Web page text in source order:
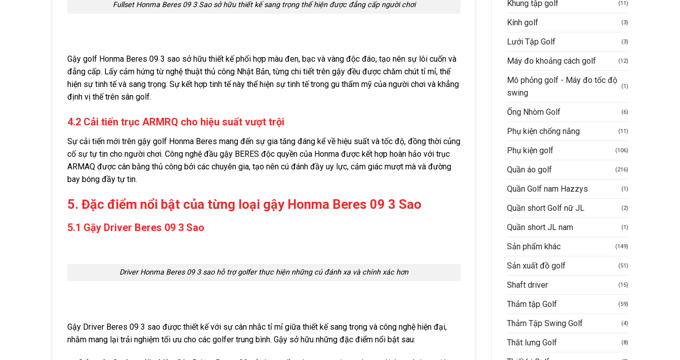
Khung tập golf (11)
Kính golf (3)
Lưới Tập Golf (3)
Máy đo khoảng cách golf (12)
Mô phỏng golf - Máy đo tốc độ
swing
(1)
Ống Nhòm Golf (6)
Phụ kiện chống nắng (11)
Phụ kiện golf (106)
Quần áo golf (216)
Quần Golf nam Hazzys (1)
Quần short Golf nữ JL (2)
Quần short JL nam (1)
Sản phẩm khác (149)
Sản xuất đồ golf (51)
Shaft driver (15)
Thảm tập Golf (59)
Thảm Tập Swing Golf (4)
Thắt lưng Golf (8)
Fullset Honma Beres 09 3 Sao sở hữu thiết kế sang trọng thể hiện được đẳng cấp người chơi
Gậy golf Honma Beres 09 3 sao sở hữu thiết kế phối hợp màu đen, bạc và vàng độc đáo, tạo nên sự lôi cuốn và
đẳng cấp. Lấy cảm hứng từ nghệ thuật thủ công Nhật Bản, từng chi tiết trên gậy đều được chăm chút tỉ mỉ, thể
hiện sự tinh tế và sang trọng. Sự kết hợp tinh tế này thể hiện sự tinh tế trong gu thẩm mỹ của người chơi và khẳng
định vị thế trên sân golf.
4.2 Cải tiến trục ARMRQ cho hiệu suất vượt trội
Sự cải tiến mới trên gậy golf Honma Beres mang đến sự gia tăng đáng kể về hiệu suất và tốc độ, đồng thời củng
cố sự tự tin cho người chơi. Công nghệ đầu gậy BERES độc quyền của Honma được kết hợp hoàn hảo với trục
ARMAQ được cân bằng thủ công bởi các chuyên gia, tạo nên cú đánh đầy uy lực, cảm giác mượt mà và đường
bay bóng đầy tự tin.
5. Đặc điểm nổi bật của từng loại gậy Honma Beres 09 3 Sao
5.1 Gậy Driver Beres 09 3 Sao
Driver Honma Beres 09 3 sao hỗ trợ golfer thực hiện những cú đánh xa và chính xác hơn
Gậy Driver Beres 09 3 sao được thiết kế với sự cân nhắc tỉ mỉ giữa thiết kế sang trọng và công nghệ hiện đại,
nhằm mang lại trải nghiệm tối ưu cho các golfer trung bình. Gậy sở hữu những đặc điểm nổi bật sau: